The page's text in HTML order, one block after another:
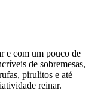
e com um pouco de
de sobremesas,
pirulitos e até
reinar.